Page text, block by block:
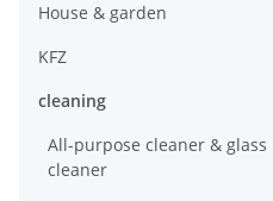
House & garden
KFZ
cleaning
All-purpose cleaner & glass
cleaner